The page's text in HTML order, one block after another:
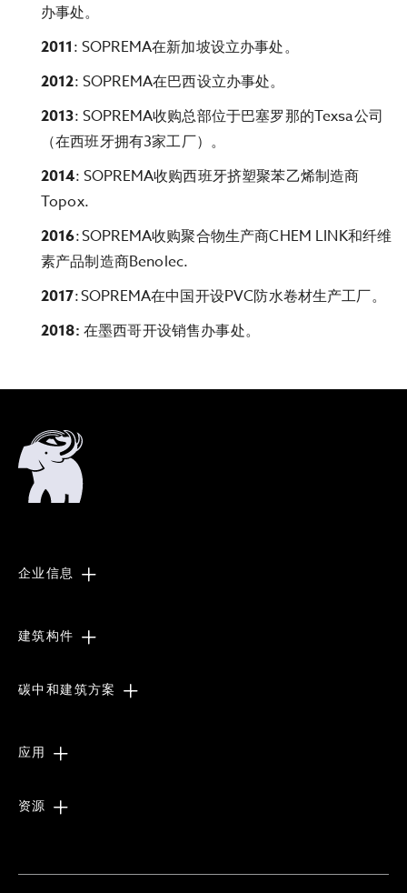
办事处。
2011: SOPREMA在新加坡设立办事处。
2012: SOPREMA在巴西设立办事处。
2013: SOPREMA收购总部位于巴塞罗那的Texsa公司
（在西班牙拥有3家工厂）。
2014: SOPREMA收购西班牙挤塑聚苯乙烯制造商
Topox.
2016: SOPREMA收购聚合物生产商CHEM LINK和纤维
素产品制造商Benolec.
2017: SOPREMA在中国开设PVC防水卷材生产工厂。
2018: 在墨西哥开设销售办事处。
企业信息
建筑构件
碳中和建筑方案
应用
资源